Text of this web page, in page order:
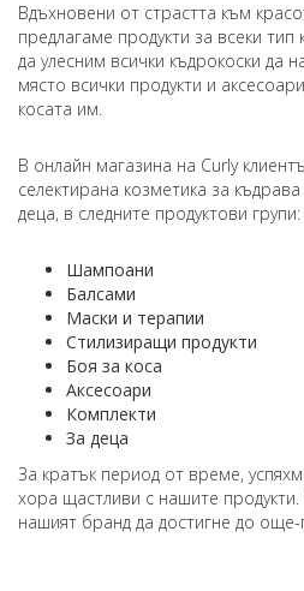
Вдъхновени от страстта към
предлагаме продукти за всеки
да улесним всички къдрокоски да
място всички продукти и
косата им.
В онлайн магазина на Curly
селектирана козметика за
деца, в следните продуктови групи:
Шампоани
Балсами
Маски и терапии
Стилизиращи продукти
Боя за коса
Аксесоари
Комплекти
За деца
За кратък период от време,
хора щастливи с нашите
нашият бранд да достигне до